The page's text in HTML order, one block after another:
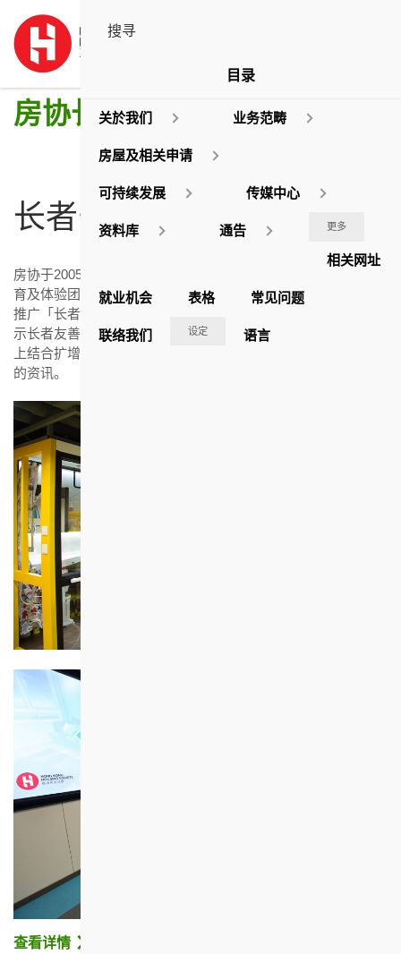
房协长者安居资源中心及网站
长者安居资源中心
房协于2005年开设全港首创的「长者安居资源中心」，透过教
育及体验团、培训计划、健康检查、专业咨询及研究，在社区
推广「长者友善家居」。中心于2020年完成全面翻新，除了展
示长者友善示范单位，更引入过百项乐龄科技产品及设备，加
上结合扩增实境 (AR) 和虚拟实境 (VR) 的游戏，提供居家安老
的资讯。
查看详情
目录
关於我们 业务范畴
房屋及相关申请
可持续发展 传媒中心
资料库 通告 更多
相关网址
就业机会 表格 常见问题
联络我们 设定 语言